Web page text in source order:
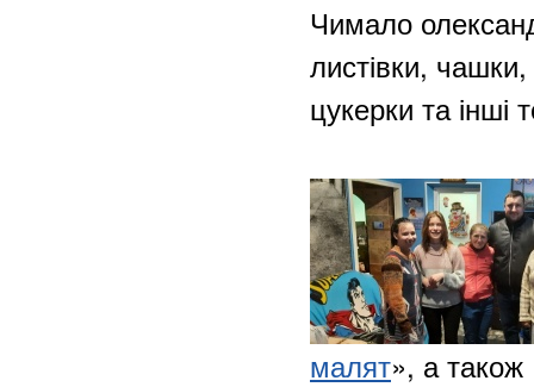
Чимало
листівки,
цукерки та інші
малят», а також